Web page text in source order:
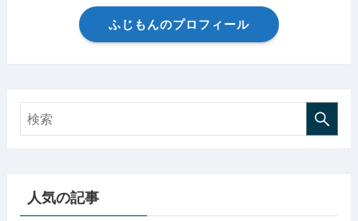
ふじもんのプロフィール
人気の記事